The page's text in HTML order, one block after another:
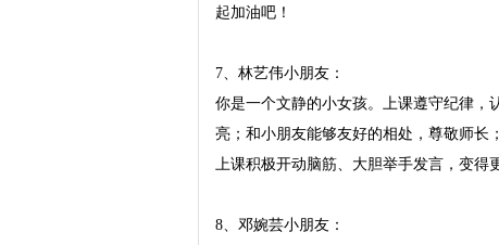
起加油吧！
7、林艺伟小朋友：
你是一个文静的小女孩。上课遵守纪律，
亮；和小朋友能够友好的相处，尊敬师长
上课积极开动脑筋、大胆举手发言，变得
8、邓婉芸小朋友：